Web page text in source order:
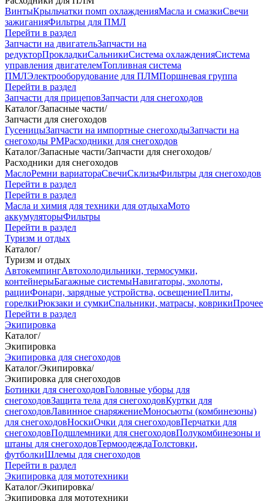
ВинтыКрыльчатки помп охлажденияМасла и смазкиСвечи
зажиганияФильтры для ПМЛ
Перейти в раздел
Запчасти на двигательЗапчасти на
редукторПрокладкиСальникиСистема охлажденияСистема
управления двигателемТопливная система
ПМЛЭлектрооборудование для ПЛМПоршневая группа
Перейти в раздел
Запчасти для прицеповЗапчасти для снегоходов
Каталог/Запасные части/
Запчасти для снегоходов
ГусеницыЗапчасти на импортные снегоходыЗапчасти на
снегоходы РМРасходники для снегоходов
Каталог/Запасные части/Запчасти для снегоходов/
Расходники для снегоходов
МаслоРемни вариатораСвечиСклизыФильтры для снегоходов
Перейти в раздел
Перейти в раздел
Масла и химия для техники для отдыхаМото
аккумуляторыФильтры
Перейти в раздел
Туризм и отдых
Каталог/
Туризм и отдых
АвтокемпингАвтохолодильники, термосумки,
контейнерыБагажные системыНавигаторы, эхолоты,
рацииФонари, зарядные устройства, освещениеПлиты,
горелкиРюкзаки и сумкиСпальники, матрасы, коврикиПрочее
Перейти в раздел
Экипировка
Каталог/
Экипировка
Экипировка для снегоходов
Каталог/Экипировка/
Экипировка для снегоходов
Ботинки для снегоходовГоловные уборы для
снегоходовЗащита тела для снегоходовКуртки для
снегоходовЛавинное снаряжениеМоносьюты (комбинезоны)
для снегоходовНоскиОчки для снегоходовПерчатки для
снегоходовПодшлемники для снегоходовПолукомбинезоны и
штаны для снегоходовТермоодеждаТолстовки,
футболкиШлемы для снегоходов
Перейти в раздел
Экипировка для мототехники
Каталог/Экипировка/
Экипировка для мототехники